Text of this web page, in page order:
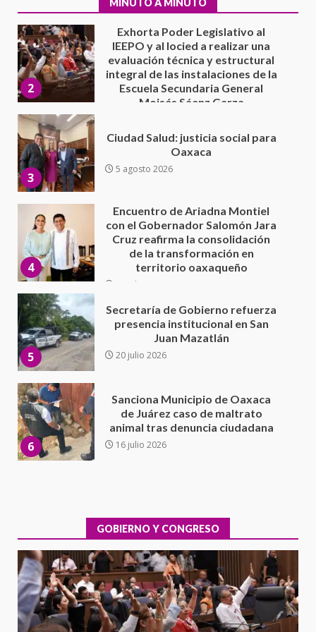
MINUTO A MINUTO
Moisés Sáenz Garza
5 agosto 2026
3
Ciudad Salud: justicia social para
Oaxaca
5 agosto 2026
4
con el Gobernador Salomón Jara
Cruz reafirma la consolidación
de la transformación en
5
Secretaría de Gobierno refuerza
presencia institucional en San
Juan Mazatlán
20 julio 2026
6
Sanciona Municipio de Oaxaca
de Juárez caso de maltrato
animal tras denuncia ciudadana
16 julio 2026
7
California; FGR lo investiga por
presuntos delitos de
delincuencia organizada y
contrabando
1
Xanica: Jesús Romero
7 agosto 2026
2
Exhorta Poder Legislativo al
IEEPO y al Iocied a realizar una
evaluación técnica y estructural
integral de las instalaciones de la
Escuela Secundaria General
GOBIERNO Y CONGRESO